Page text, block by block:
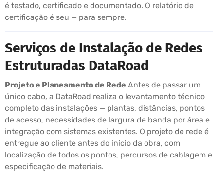
é testado, certificado e documentado. O relatório de
certificação é seu — para sempre.
Serviços de Instalação de Redes
Estruturadas DataRoad
Projeto e Planeamento de Rede Antes de passar um
único cabo, a DataRoad realiza o levantamento técnico
completo das instalações — plantas, distâncias, pontos
de acesso, necessidades de largura de banda por área e
integração com sistemas existentes. O projeto de rede é
entregue ao cliente antes do início da obra, com
localização de todos os pontos, percursos de cablagem e
especificação de materiais.